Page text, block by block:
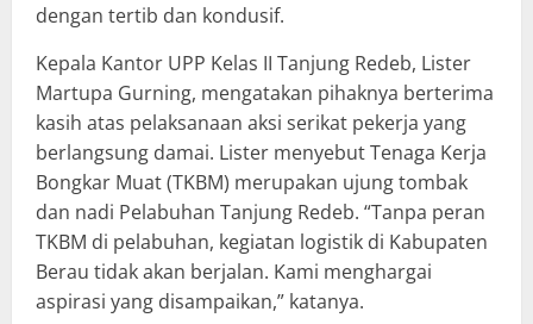
dengan tertib dan kondusif.
Kepala Kantor UPP Kelas II Tanjung Redeb, Lister
Martupa Gurning, mengatakan pihaknya berterima
kasih atas pelaksanaan aksi serikat pekerja yang
berlangsung damai. Lister menyebut Tenaga Kerja
Bongkar Muat (TKBM) merupakan ujung tombak
dan nadi Pelabuhan Tanjung Redeb. “Tanpa peran
TKBM di pelabuhan, kegiatan logistik di Kabupaten
Berau tidak akan berjalan. Kami menghargai
aspirasi yang disampaikan,” katanya.